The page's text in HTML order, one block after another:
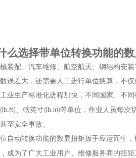
么选择带单位转换功能的
装配、汽车维修、航空航天、钢结构安
误差大，还需要人工进行单位换算，不
业生产标准化进程加快，不同国家、不
(lb.ft)、磅英寸(lb.in)等单位，作业人员每次
至安全事故。
自动转换功能的数显扭矩扳手应运而生
成为了广大工业用户、维修服务商的扭矩